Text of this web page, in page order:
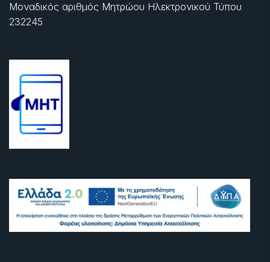
Μοναδικός αριθμός Μητρώου Ηλεκτρονικού Τύπου
232245